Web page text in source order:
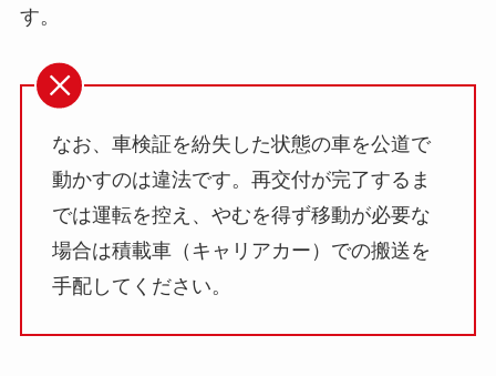
す。
なお、車検証を紛失した状態の車を公道で
動かすのは違法です。再交付が完了するま
では運転を控え、やむを得ず移動が必要な
場合は積載車（キャリアカー）での搬送を
手配してください。